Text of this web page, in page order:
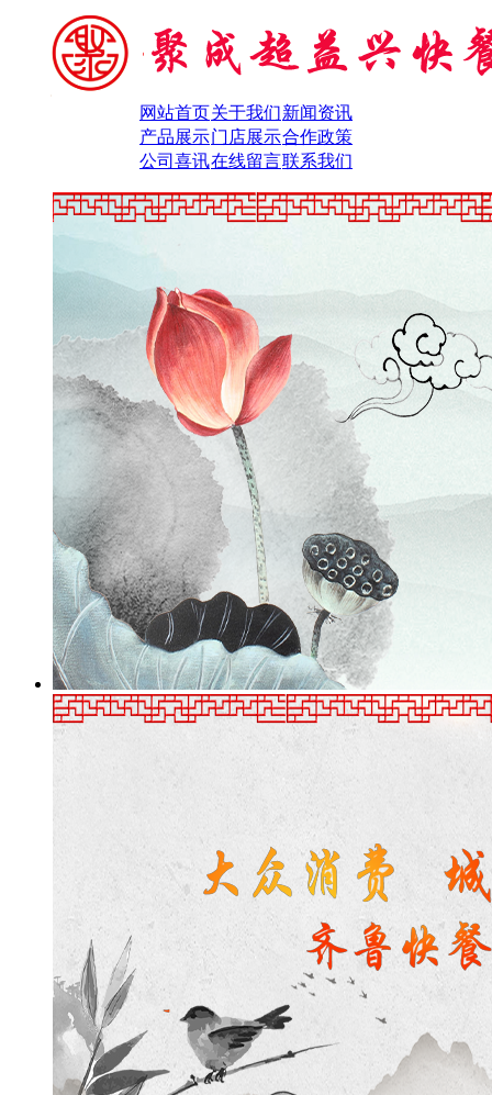
网站首页关于我们新闻资讯
产品展示门店展示合作政策
公司喜讯在线留言联系我们